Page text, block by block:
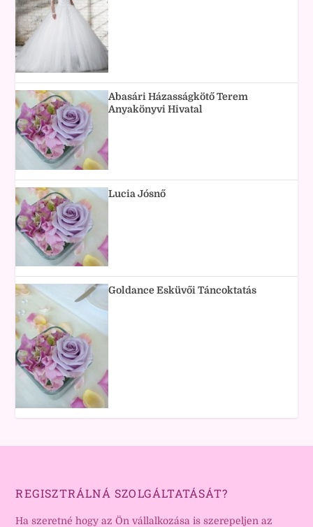
Abasári Házasságkötő Terem
Anyakönyvi Hivatal
Lucia Jósnő
Goldance Esküvői Táncoktatás
REGISZTRÁLNÁ SZOLGÁLTATÁSÁT?
Ha szeretné hogy az Ön vállalkozása is szerepeljen az